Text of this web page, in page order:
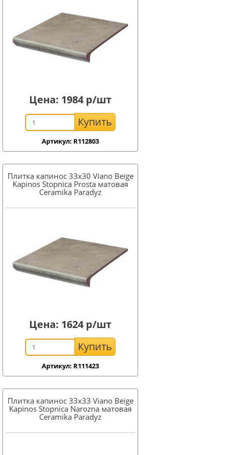
Цена: 1984 р/шт
Купить
Артикул: R112803
Плитка капинос 33x30 Viano Beige
Kapinos Stopnica Prosta матовая
Ceramika Paradyz
Цена: 1624 р/шт
Купить
Артикул: R111423
Плитка капинос 33x33 Viano Beige
Kapinos Stopnica Narozna матовая
Ceramika Paradyz